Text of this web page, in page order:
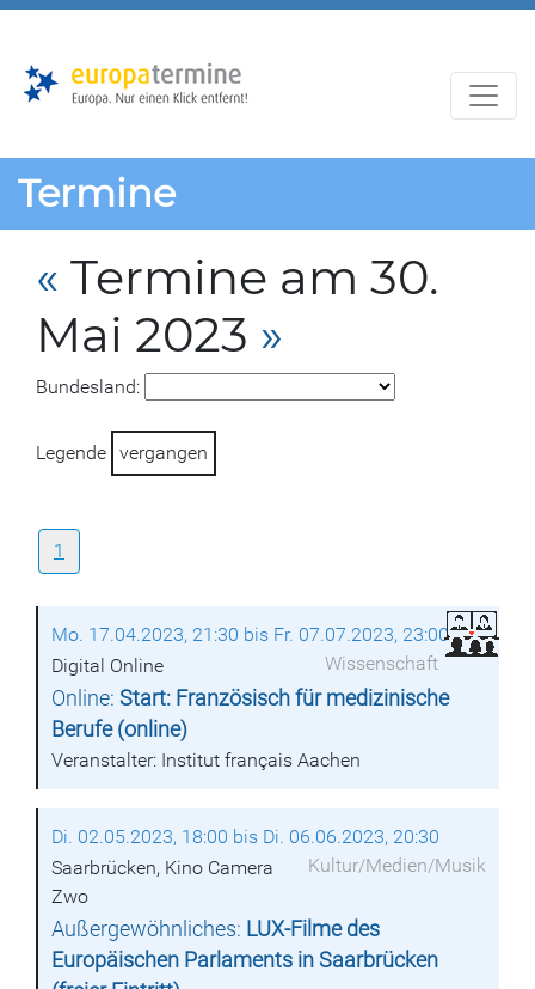
Termine
« Termine am 30.
Mai 2023 »
Bundesland:
Legende vergangen
1
Mo. 17.04.2023, 21:30 bis Fr. 07.07.2023, 23:00
Wissenschaft
Digital Online
Online:Start: Französisch für medizinische
Berufe (online)
Veranstalter: Institut français Aachen
Di. 02.05.2023, 18:00 bis Di. 06.06.2023, 20:30
Kultur/Medien/Musik
Saarbrücken, Kino Camera
Zwo
Außergewöhnliches: LUX-Filme des
Europäischen Parlaments in Saarbrücken